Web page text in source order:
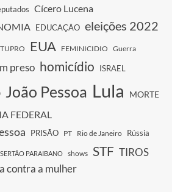
Cícero Lucena
EDUCAÇÃO eleições 2022
EUA FEMINICIDIO Guerra
preso homicídio ISRAEL
João Pessoa Lula MORTE
FEDERAL
PRISÃO PT Rio de Janeiro Rússia
SERTÃO PARAIBANO shows STF TIROS
contra a mulher